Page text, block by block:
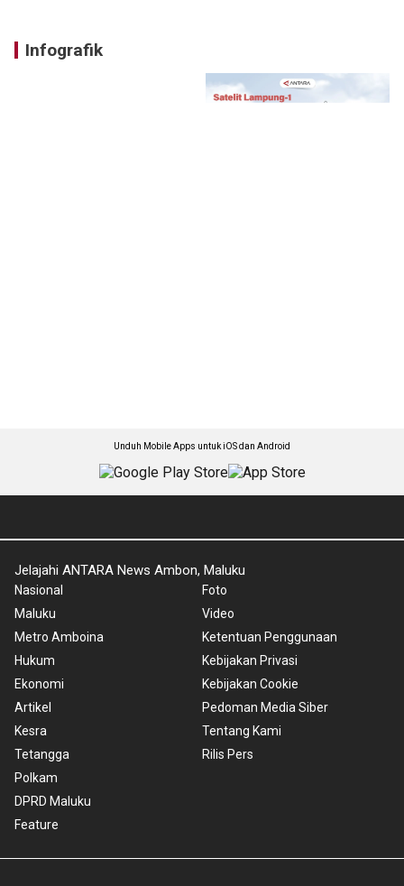
Infografik
Unduh Mobile Apps untuk iOS dan Android
Jelajahi ANTARA News Ambon, Maluku
Nasional
Maluku
Metro Amboina
Hukum
Ekonomi
Artikel
Kesra
Tetangga
Polkam
DPRD Maluku
Feature
Foto
Video
Ketentuan Penggunaan
Kebijakan Privasi
Kebijakan Cookie
Pedoman Media Siber
Tentang Kami
Rilis Pers